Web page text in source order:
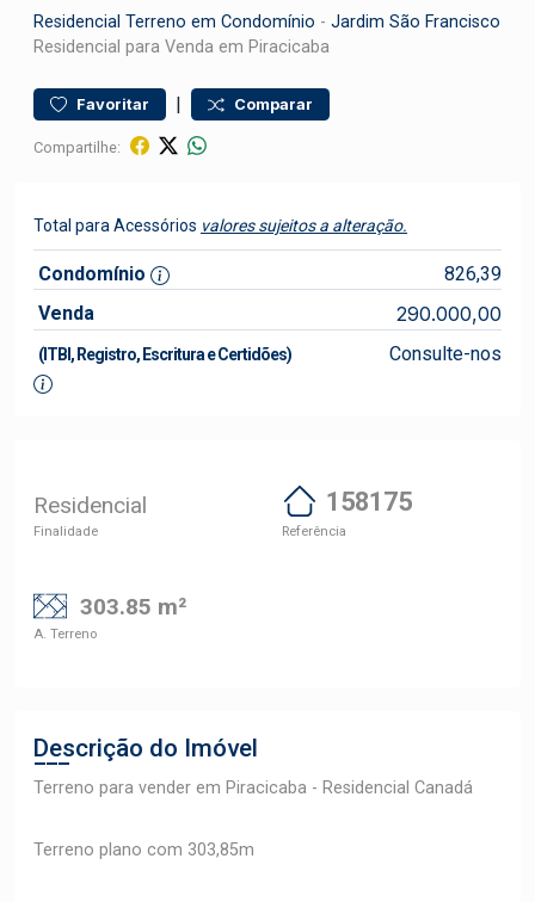
Residencial Terreno em Condomínio - Jardim São Francisco
Residencial para Venda em Piracicaba
Favoritar | Comparar
Compartilhe:
Total para Acessórios valores sujeitos a alteração.
Condomínio
826,39
Venda
290.000,00
(ITBI, Registro, Escritura e Certidões) Consulte-nos
Residencial
Finalidade
158175
Referência
303.85 m²
A. Terreno
Descrição do Imóvel
Terreno para vender em Piracicaba - Residencial Canadá
Terreno plano com 303,85m